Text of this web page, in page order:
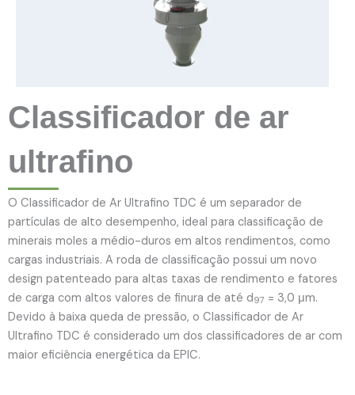
Classificador de ar
ultrafino
O Classificador de Ar Ultrafino TDC é um separador de
partículas de alto desempenho, ideal para classificação de
minerais moles a médio-duros em altos rendimentos, como
cargas industriais. A roda de classificação possui um novo
design patenteado para altas taxas de rendimento e fatores
de carga com altos valores de finura de até d97 = 3,0 μm.
Devido à baixa queda de pressão, o Classificador de Ar
Ultrafino TDC é considerado um dos classificadores de ar com
maior eficiência energética da EPIC.